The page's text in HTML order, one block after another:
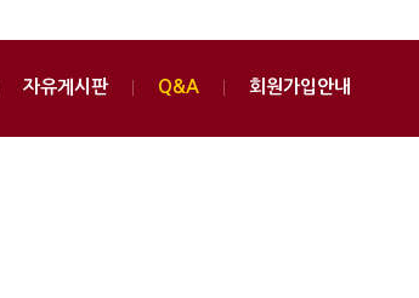
자유게시판 Q&A 회원가입안내